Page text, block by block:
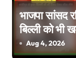
i
g
a
भाजपा सांसद
बिल्ली को भी
वीडियो एडिटेड है
Aug 4, 2026